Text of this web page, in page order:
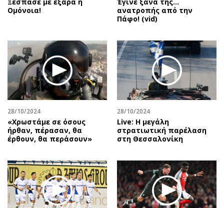
Ομόνοια!
ανατροπής από την
Πάφο! (vid)
28/10/2024
«Χρωστάμε σε όσους
ήρθαν, πέρασαν, θα
έρθουν, θα περάσουν»
28/10/2024
Live: Η μεγάλη
στρατιωτική παρέλαση
στη Θεσσαλονίκη